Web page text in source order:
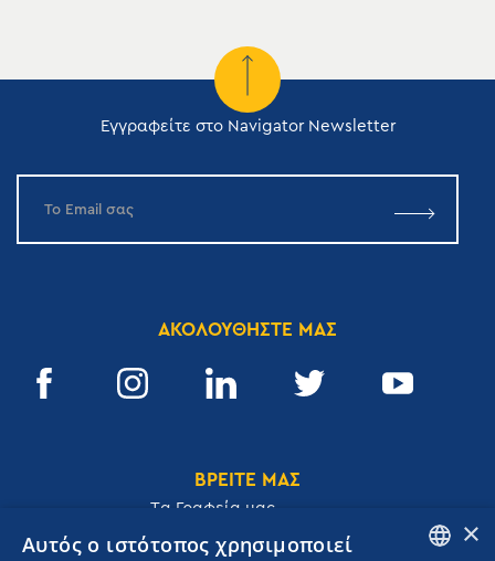
Εγγραφείτε στο Navigator Newsletter
ΑΚΟΛΟΥΘΗΣΤΕ ΜΑΣ
ΒΡΕΙΤΕ ΜΑΣ
Tα Γραφεία μας
×
Αυτός ο ιστότοπος χρησιμοποιεί